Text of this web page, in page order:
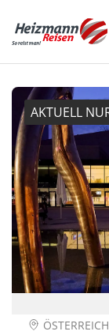
AKTUELL
ÖSTERREICH